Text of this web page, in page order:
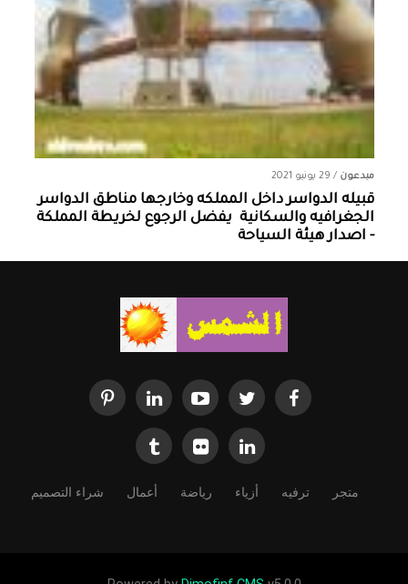
مبدعون / 29 يونيو 2021
قبيله الدواسر داخل المملكه وخارجها ‏مناطق الدواسر
الجغرافيه والسكانية ‏ يفضل الرجوع لخريطة المملكة
- اصدار هيئة السياحة
متجر ترفيه أزياء رياضة أعمال شراء التصميم